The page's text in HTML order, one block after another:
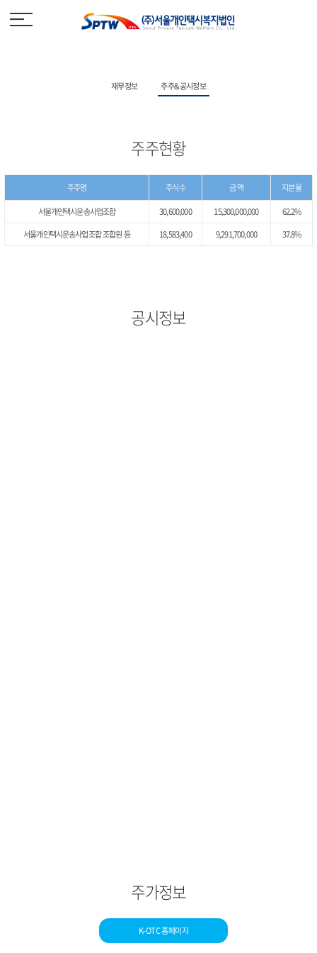
재무정보 주주&공시정보
주주현황
주주명 주식수 금 액
지분율
서울개인택시운송사업조합
30,600,000 15,300,000,000
62.2%
서울개인택시운송사업조합 조합원 등
18,583,400 9,291,700,000 37.8%
공시정보
주가정보
K-OTC 홈페이지